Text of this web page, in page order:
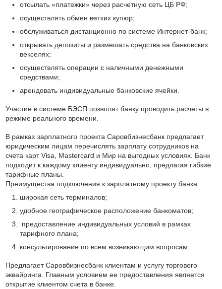
отсылать «платежки» через расчетную сеть ЦБ РФ;
осуществлять обмен ветхих купюр;
обслуживаться дистанционно по системе Интернет-банк;
открывать депозиты и размешать средства на банковских
векселях;
осуществлять операции с наличными денежными
средствами;
арендовать индивидуальные банковские ячейки.
Участие в системе БЭСП позволят банку проводить расчеты в
режиме реального времени.
В рамках зарплатного проекта Саровбизнесбанк предлагает
юридическим лицам перечислять зарплату сотрудников на
счета карт Visa, Mastercard и Мир на выгодных условиях. Банк
подходит к каждому клиенту индивидуально, предлагая гибкие
тарифные планы.
Преимущества подключения к зарплатному проекту банка:
широкая сеть терминалов;
удобное географическое расположение банкоматов;
предоставление индивидуальных условий в рамках
тарифного плана;
консультирование по всем возникающим вопросам.
Предлагает Саровбизнесбанк клиентам и услугу торгового
эквайринга. Главным условием ее предоставления является
открытие клиентом счета в банке.